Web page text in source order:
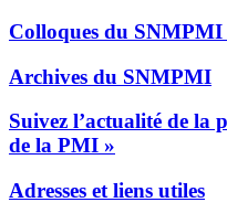
Colloques du SNMPMI
Archives du SNMPMI
Suivez l’actualité de la
de la PMI »
Adresses et liens utiles